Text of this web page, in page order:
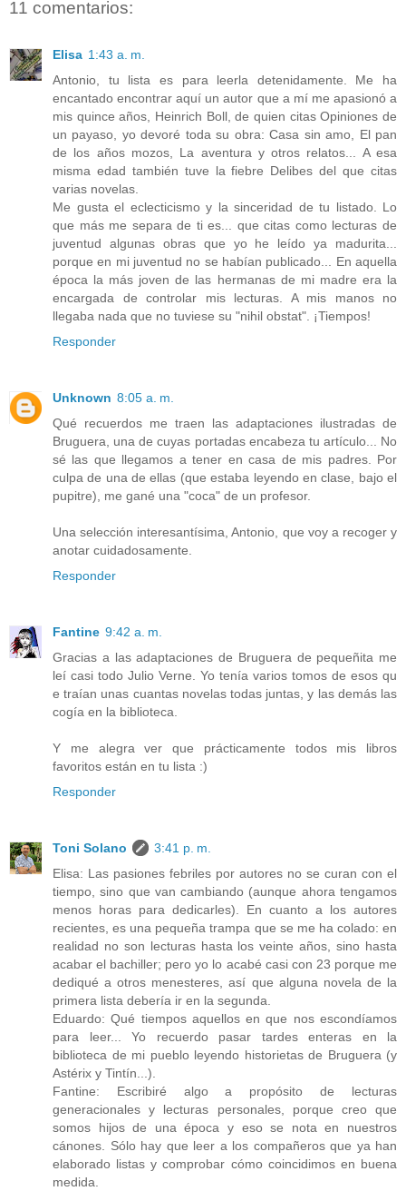
11 comentarios:
Elisa 1:43 a. m.
Antonio, tu lista es para leerla detenidamente. Me ha
encantado encontrar aquí un autor que a mí me apasionó a
mis quince años, Heinrich Boll, de quien citas Opiniones de
un payaso, yo devoré toda su obra: Casa sin amo, El pan
de los años mozos, La aventura y otros relatos... A esa
misma edad también tuve la fiebre Delibes del que citas
varias novelas.
Me gusta el eclecticismo y la sinceridad de tu listado. Lo
que más me separa de ti es... que citas como lecturas de
juventud algunas obras que yo he leído ya madurita...
porque en mi juventud no se habían publicado... En aquella
época la más joven de las hermanas de mi madre era la
encargada de controlar mis lecturas. A mis manos no
llegaba nada que no tuviese su "nihil obstat". ¡Tiempos!
Responder
Unknown 8:05 a. m.
Qué recuerdos me traen las adaptaciones ilustradas de
Bruguera, una de cuyas portadas encabeza tu artículo... No
sé las que llegamos a tener en casa de mis padres. Por
culpa de una de ellas (que estaba leyendo en clase, bajo el
pupitre), me gané una "coca" de un profesor.
Una selección interesantísima, Antonio, que voy a recoger y
anotar cuidadosamente.
Responder
Fantine 9:42 a. m.
Gracias a las adaptaciones de Bruguera de pequeñita me
leí casi todo Julio Verne. Yo tenía varios tomos de esos qu
e traían unas cuantas novelas todas juntas, y las demás las
cogía en la biblioteca.
Y me alegra ver que prácticamente todos mis libros
favoritos están en tu lista :)
Responder
Toni Solano
3:41 p. m.
Elisa: Las pasiones febriles por autores no se curan con el
tiempo, sino que van cambiando (aunque ahora tengamos
menos horas para dedicarles). En cuanto a los autores
recientes, es una pequeña trampa que se me ha colado: en
realidad no son lecturas hasta los veinte años, sino hasta
acabar el bachiller; pero yo lo acabé casi con 23 porque me
dediqué a otros menesteres, así que alguna novela de la
primera lista debería ir en la segunda.
Eduardo: Qué tiempos aquellos en que nos escondíamos
para leer... Yo recuerdo pasar tardes enteras en la
biblioteca de mi pueblo leyendo historietas de Bruguera (y
Astérix y Tintín...).
Fantine: Escribiré algo a propósito de lecturas
generacionales y lecturas personales, porque creo que
somos hijos de una época y eso se nota en nuestros
cánones. Sólo hay que leer a los compañeros que ya han
elaborado listas y comprobar cómo coincidimos en buena
medida.